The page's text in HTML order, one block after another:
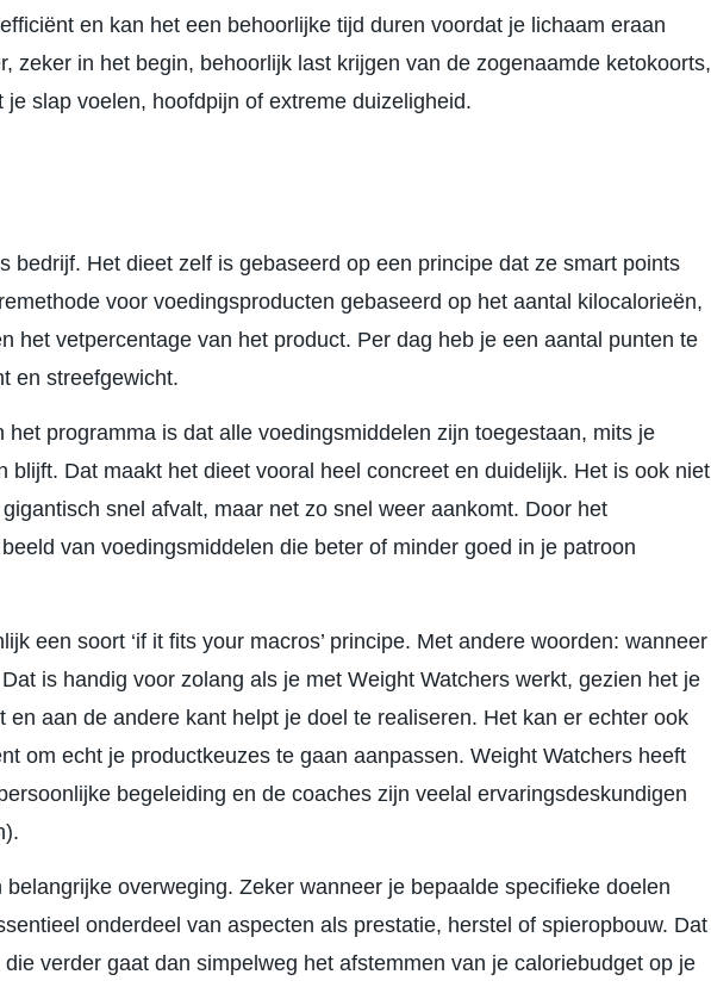
en kan het een behoorlijke tijd duren voordat je lichaam eraan
zeker in het begin, behoorlijk last krijgen van de zogenaamde ketokoorts,
slap voelen, hoofdpijn of extreme duizeligheid.
bedrijf. Het dieet zelf is gebaseerd op een principe dat ze smart points
voor voedingsproducten gebaseerd op het aantal kilocalorieën,
het vetpercentage van het product. Per dag heb je een aantal punten te
en streefgewicht.
het programma is dat alle voedingsmiddelen zijn toegestaan, mits je
blijft. Dat maakt het dieet vooral heel concreet en duidelijk. Het is ook niet
snel afvalt, maar net zo snel weer aankomt. Door het
van voedingsmiddelen die beter of minder goed in je patroon
een soort ‘if it fits your macros’ principe. Met andere woorden: wanneer
is handig voor zolang als je met Weight Watchers werkt, gezien het je
aan de andere kant helpt je doel te realiseren. Het kan er echter ook
om echt je productkeuzes te gaan aanpassen. Weight Watchers heeft
begeleiding en de coaches zijn veelal ervaringsdeskundigen
overweging. Zeker wanneer je bepaalde specifieke doelen
onderdeel van aspecten als prestatie, herstel of spieropbouw. Dat
verder gaat dan simpelweg het afstemmen van je caloriebudget op je